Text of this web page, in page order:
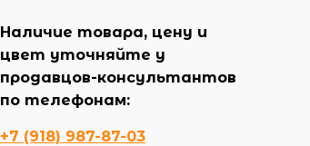
Наличие товара, цену и
цвет уточняйте у
продавцов-консультантов
по телефонам:
+7 (918) 987-87-03